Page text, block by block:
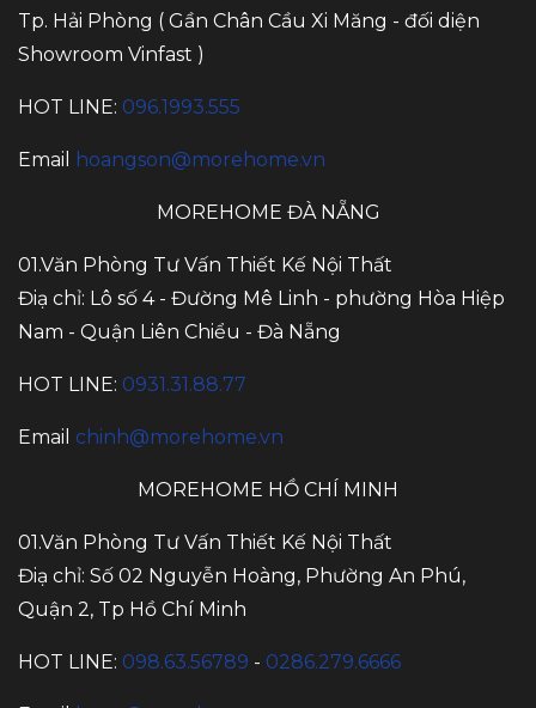
Tp. Hải Phòng ( Gần Chân Cầu Xi Măng - đối diện
Showroom Vinfast )
HOT LINE: 096.1993.555
Email hoangson@morehome.vn
MOREHOME ĐÀ NẴNG
01.Văn Phòng Tư Vấn Thiết Kế Nội Thất
Điạ chỉ: Lô số 4 - Đường Mê Linh - phường Hòa Hiệp
Nam - Quận Liên Chiểu - Đà Nẵng
HOT LINE: 0931.31.88.77
Email chinh@morehome.vn
MOREHOME HỒ CHÍ MINH
01.Văn Phòng Tư Vấn Thiết Kế Nội Thất
Điạ chỉ: Số 02 Nguyễn Hoàng, Phường An Phú,
Quận 2, Tp Hồ Chí Minh
HOT LINE: 098.63.56789 - 0286.279.6666